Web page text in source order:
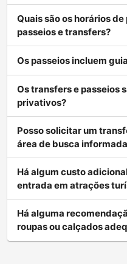
Quais são os horários
passeios e transfers?
Os passeios incluem
Os transfers e passeios
privativos?
Posso solicitar um
área de busca
Há algum custo
entrada em atrações
Há alguma
roupas ou calçados